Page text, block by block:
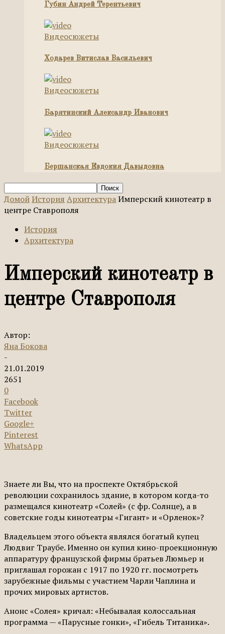
Губин Андрей Терентьевич
Видеосюжеты
Ходарев Витислав Васильевич
Видеосюжеты
Барятинский Александр Иванович
Видеосюжеты
Бершанская Евдокия Давыдовна
ДомойИстория АрхитектураИмперский кинотеатр в
центре Ставрополя
История
Архитектура
Имперский кинотеатр в
центре Ставрополя
Автор:
Яна Бокова
-
21.01.2019
2651
0
Facebook
Twitter
Google+
Pinterest
WhatsApp
Знаете ли Вы, что на проспекте Октябрьской
революции сохранилось здание, в котором когда-то
размещался кинотеатр «Солей» (с фр. Солнце), а в
советские годы кинотеатры «Гигант» и «Орленок»?
Владельцем этого объекта являлся богатый купец
Людвиг Траубе. Именно он купил кино-проекционную
аппаратуру французской фирмы братьев Люмьер и
приглашал горожан с 1917 по 1920 гг. посмотреть
зарубежные фильмы с участием Чарли Чаплина и
прочих мировых артистов.
Анонс «Солея» кричал: «Небывалая колоссальная
программа — «Парусные гонки», «Гибель Титаника».